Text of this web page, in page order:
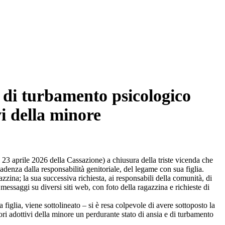
turbamento psicologico
della minore
aprile 2026 della Cassazione) a chiusura della triste vicenda che
dalla responsabilità genitoriale, del legame con sua figlia.
la sua successiva richiesta, ai responsabili della comunità, di
su diversi siti web, con foto della ragazzina e richieste di
viene sottolineato – si è resa colpevole di avere sottoposto la
adottivi della minore un perdurante stato di ansia e di turbamento